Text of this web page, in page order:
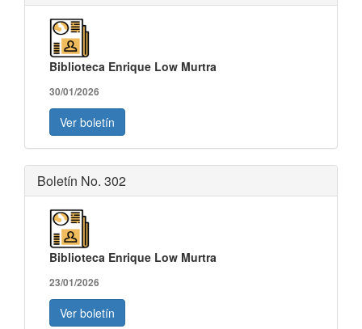
Biblioteca Enrique Low Murtra
30/01/2026
Ver boletín
Boletín No. 302
Biblioteca Enrique Low Murtra
23/01/2026
Ver boletín